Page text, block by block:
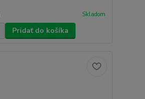
Skladom
Pridať do košíka